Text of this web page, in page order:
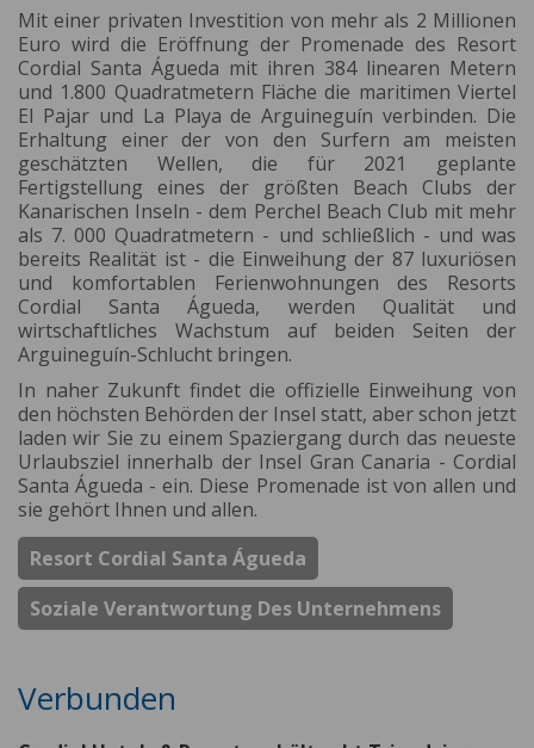
Mit einer privaten Investition von mehr als 2 Millionen
Euro wird die Eröffnung der Promenade des Resort
Cordial Santa Águeda mit ihren 384 linearen Metern
und 1.800 Quadratmetern Fläche die maritimen Viertel
El Pajar und La Playa de Arguineguín verbinden. Die
Erhaltung einer der von den Surfern am meisten
geschätzten Wellen, die für 2021 geplante
Fertigstellung eines der größten Beach Clubs der
Kanarischen Inseln - dem Perchel Beach Club mit mehr
als 7. 000 Quadratmetern - und schließlich - und was
bereits Realität ist - die Einweihung der 87 luxuriösen
und komfortablen Ferienwohnungen des Resorts
Cordial Santa Águeda, werden Qualität und
wirtschaftliches Wachstum auf beiden Seiten der
Arguineguín-Schlucht bringen.
In naher Zukunft findet die offizielle Einweihung von
den höchsten Behörden der Insel statt, aber schon jetzt
laden wir Sie zu einem Spaziergang durch das neueste
Urlaubsziel innerhalb der Insel Gran Canaria - Cordial
Santa Águeda - ein. Diese Promenade ist von allen und
sie gehört Ihnen und allen.
Resort Cordial Santa Águeda
Soziale Verantwortung Des Unternehmens
Verbunden